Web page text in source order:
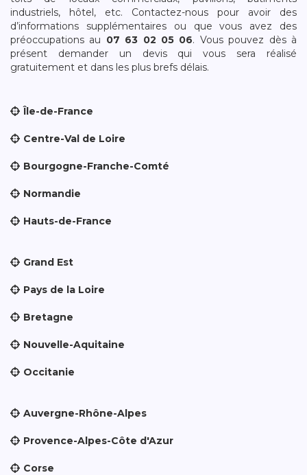
industriels, hôtel, etc. Contactez-nous pour avoir des
d’informations supplémentaires ou que vous avez des
préoccupations au 07 63 02 05 06. Vous pouvez dès à
présent demander un devis qui vous sera réalisé
gratuitement et dans les plus brefs délais.
Île-de-France
Centre-Val de Loire
Bourgogne-Franche-Comté
Normandie
Hauts-de-France
Grand Est
Pays de la Loire
Bretagne
Nouvelle-Aquitaine
Occitanie
Auvergne-Rhône-Alpes
Provence-Alpes-Côte d'Azur
Corse